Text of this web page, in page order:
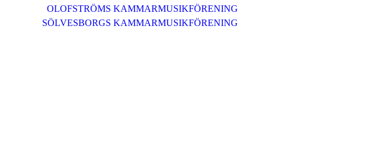
OLOFSTRÖMS KAMMARMUSIKFÖRENING
SÖLVESBORGS KAMMARMUSIKFÖRENING